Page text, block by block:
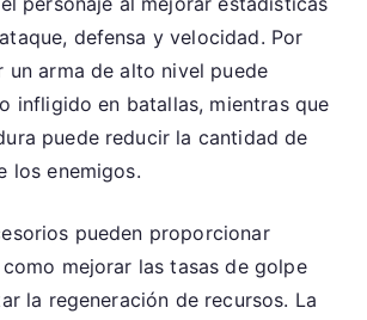
defensa y velocidad. Por
un arma de alto nivel puede
infligido en batallas, mientras que
puede reducir la cantidad de
los enemigos.
pueden proporcionar
mejorar las tasas de golpe
la regeneración de recursos. La